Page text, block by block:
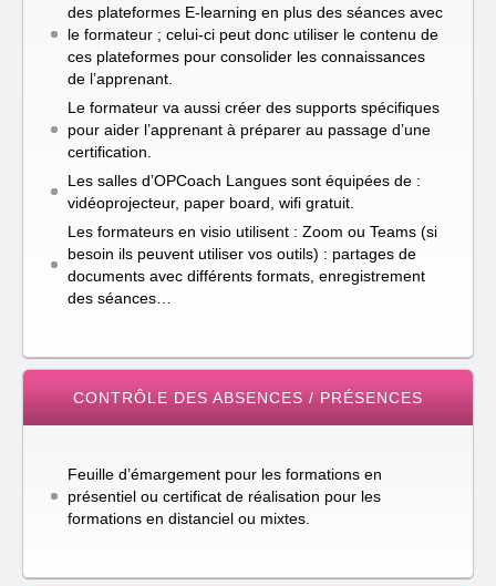
des plateformes E-learning en plus des séances avec
le formateur ; celui-ci peut donc utiliser le contenu de
ces plateformes pour consolider les connaissances
de l’apprenant.
Le formateur va aussi créer des supports spécifiques
pour aider l’apprenant à préparer au passage d’une
certification.
Les salles d’OPCoach Langues sont équipées de :
vidéoprojecteur, paper board, wifi gratuit.
Les formateurs en visio utilisent : Zoom ou Teams (si
besoin ils peuvent utiliser vos outils) : partages de
documents avec différents formats, enregistrement
des séances…
CONTRÔLE DES ABSENCES / PRÉSENCES
Feuille d’émargement pour les formations en
présentiel ou certificat de réalisation pour les
formations en distanciel ou mixtes.